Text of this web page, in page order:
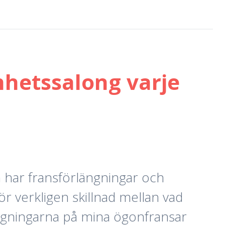
varje
fransförlängningar och
verkligen skillnad mellan vad
på mina ögonfransar